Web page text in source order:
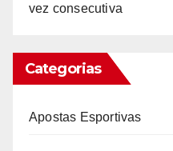
vez consecutiva
Categorias
Apostas Esportivas